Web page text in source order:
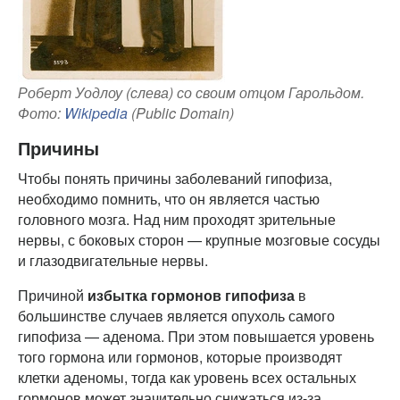
Роберт Уодлоу (слева) со своим отцом Гарольдом.
Фото: Wikipedia (Public Domain)
Причины
Чтобы понять причины заболеваний гипофиза,
необходимо помнить, что он является частью
головного мозга. Над ним проходят зрительные
нервы, с боковых сторон — крупные мозговые сосуды
и глазодвигательные нервы.
Причиной избытка гормонов гипофиза в
большинстве случаев является опухоль самого
гипофиза — аденома. При этом повышается уровень
того гормона или гормонов, которые производят
клетки аденомы, тогда как уровень всех остальных